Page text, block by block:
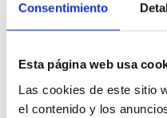
Consentimiento
Esta página web usa
Las cookies de este sitio
el contenido y los
Exposició | La peça
Museu del Port
23 August 2026
Refugi 1
7 July 2026